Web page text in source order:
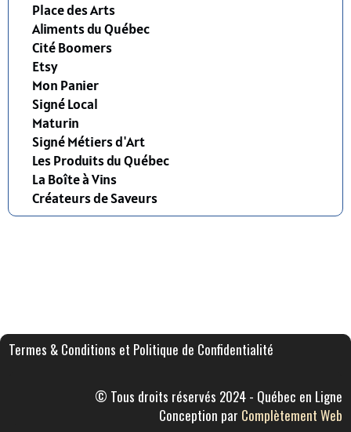
Place des Arts
Aliments du Québec
Cité Boomers
Etsy
Mon Panier
Signé Local
Maturin
Signé Métiers d'Art
Les Produits du Québec
La Boîte à Vins
Créateurs de Saveurs
Termes & Conditions et Politique de Confidentialité
© Tous droits réservés 2024 - Québec en Ligne
Conception par Complètement Web